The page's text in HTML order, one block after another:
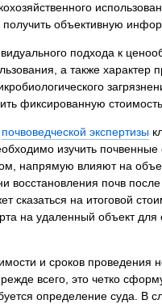
Фоноскопическая
получить объективную
подхода к
а также характер
фиксированную
почвоведческой экспертизы
изучить
напрямую влияют на
восстановления почв
сказаться на итоговой
на удаленный объект
и сроков проведения
всего, это четко
определение суда. В